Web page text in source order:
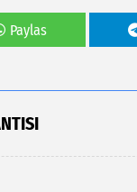
Paylas